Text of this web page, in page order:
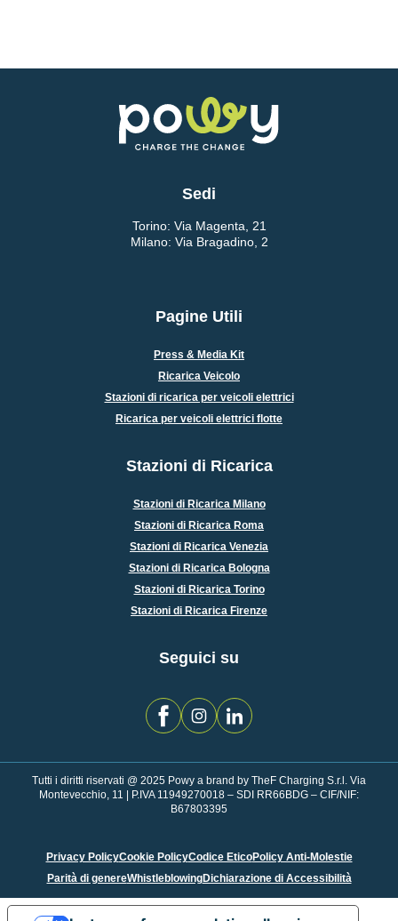
Sedi
Torino: Via Magenta, 21
Milano: Via Bragadino, 2
Pagine Utili
Press & Media Kit
Ricarica Veicolo
Stazioni di ricarica per veicoli elettrici
Ricarica per veicoli elettrici flotte
Stazioni di Ricarica
Stazioni di Ricarica Milano
Stazioni di Ricarica Roma
Stazioni di Ricarica Venezia
Stazioni di Ricarica Bologna
Stazioni di Ricarica Torino
Stazioni di Ricarica Firenze
Seguici su
Tutti i diritti riservati @ 2025 Powy a brand by TheF Charging S.r.l. Via
Montevecchio, 11 | P.IVA 11949270018 – SDI RR66BDG – CIF/NIF:
B67803395
Privacy PolicyCookie PolicyCodice EticoPolicy Anti-Molestie
Parità di genereWhistleblowingDichiarazione di Accessibilità